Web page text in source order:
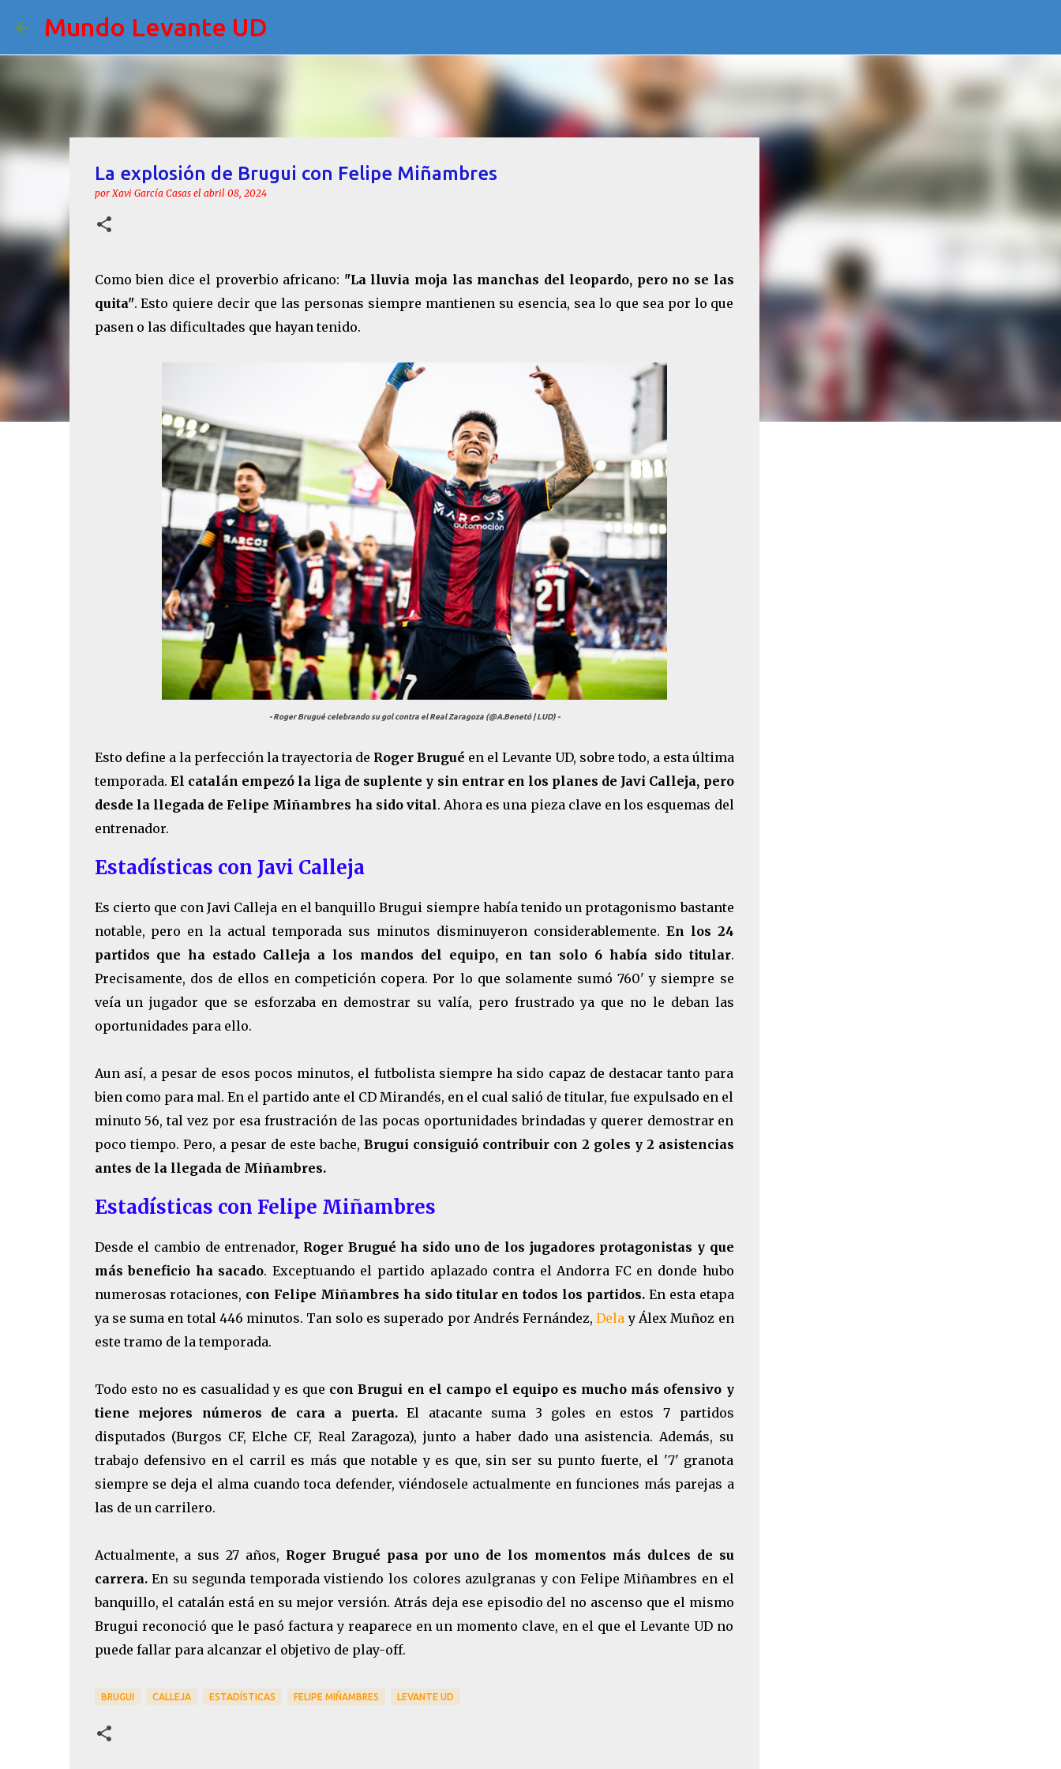
Mundo Levante UD
La explosión de Brugui con Felipe Miñambres
porXavi García Casas el abril 08, 2024
Como bien dice el proverbio africano: "La lluvia moja las manchas del leopardo, pero no se las
quita". Esto quiere decir que las personas siempre mantienen su esencia, sea lo que sea por lo que
pasen o las dificultades que hayan tenido.
- Roger Brugué celebrando su gol contra el Real Zaragoza (@A.Benetó | LUD) -
Esto define a la perfección la trayectoria de Roger Brugué en el Levante UD, sobre todo, a esta última
temporada. El catalán empezó la liga de suplente y sin entrar en los planes de Javi Calleja, pero
desde la llegada de Felipe Miñambres ha sido vital. Ahora es una pieza clave en los esquemas del
entrenador.
Estadísticas con Javi Calleja
Es cierto que con Javi Calleja en el banquillo Brugui siempre había tenido un protagonismo bastante
notable, pero en la actual temporada sus minutos disminuyeron considerablemente. En los 24
partidos que ha estado Calleja a los mandos del equipo, en tan solo 6 había sido titular.
Precisamente, dos de ellos en competición copera. Por lo que solamente sumó 760' y siempre se
veía un jugador que se esforzaba en demostrar su valía, pero frustrado ya que no le deban las
oportunidades para ello.
Aun así, a pesar de esos pocos minutos, el futbolista siempre ha sido capaz de destacar tanto para
bien como para mal. En el partido ante el CD Mirandés, en el cual salió de titular, fue expulsado en el
minuto 56, tal vez por esa frustración de las pocas oportunidades brindadas y querer demostrar en
poco tiempo. Pero, a pesar de este bache, Brugui consiguió contribuir con 2 goles y 2 asistencias
antes de la llegada de Miñambres.
Estadísticas con Felipe Miñambres
Desde el cambio de entrenador, Roger Brugué ha sido uno de los jugadores protagonistas y que
más beneficio ha sacado. Exceptuando el partido aplazado contra el Andorra FC en donde hubo
numerosas rotaciones, con Felipe Miñambres ha sido titular en todos los partidos.En esta etapa
ya se suma en total 446 minutos. Tan solo es superado por Andrés Fernández,Dela y Álex Muñoz en
este tramo de la temporada.
Todo esto no es casualidad y es que con Brugui en el campo el equipo es mucho más ofensivo y
tiene mejores números de cara a puerta.El atacante suma 3 goles en estos 7 partidos
disputados (Burgos CF, Elche CF, Real Zaragoza), junto a haber dado una asistencia. Además, su
trabajo defensivo en el carril es más que notable y es que, sin ser su punto fuerte, el '7' granota
siempre se deja el alma cuando toca defender, viéndosele actualmente en funciones más parejas a
las de un carrilero.
Actualmente, a sus 27 años, Roger Brugué pasa por uno de los momentos más dulces de su
carrera.En su segunda temporada vistiendo los colores azulgranas y con Felipe Miñambres en el
banquillo, el catalán está en su mejor versión. Atrás deja ese episodio del no ascenso que el mismo
Brugui reconoció que le pasó factura y reaparece en un momento clave, en el que el Levante UD no
puede fallar para alcanzar el objetivo de play-off.
BRUGUI CALLEJA ESTADÍSTICAS FELIPE MIÑAMBRES LEVANTE UD